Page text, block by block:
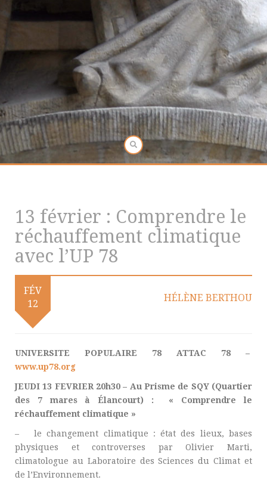
13 février : Comprendre le
réchauffement climatique
avec l’UP 78
FÉV
12
HÉLÈNE BERTHOU
UNIVERSITE POPULAIRE 78 ATTAC 78 –
www.up78.org
JEUDI 13 FEVRIER 20h30 – Au Prisme de SQY (Quartier
des 7 mares à Élancourt) : « Comprendre le
réchauffement climatique »
– le changement climatique : état des lieux, bases
physiques et controverses par Olivier Marti,
climatologue au Laboratoire des Sciences du Climat et
de l’Environnement.